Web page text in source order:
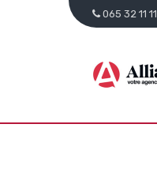
065 32 11 11